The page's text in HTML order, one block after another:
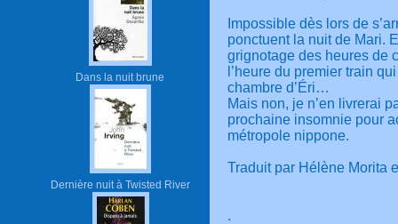
Dans la nuit brune
Dernière nuit à Twisted River
Impossible dès lors de
ponctuent la nuit de Mari.
grignotage des heures de
l’heure du premier train
chambre d’Éri…
Mais non, je n’en livrerai
prochaine insomnie pour
métropole nippone.
Traduit par Hélène Morita
.